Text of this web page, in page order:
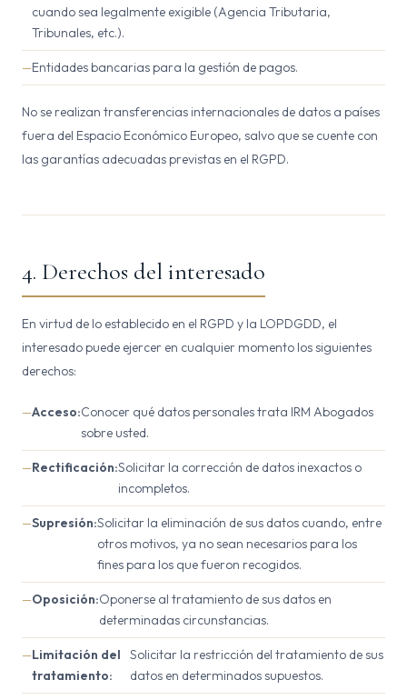
cuando sea legalmente exigible (Agencia Tributaria,
Tribunales, etc.).
Entidades bancarias para la gestión de pagos.
No se realizan transferencias internacionales de datos a países
fuera del Espacio Económico Europeo, salvo que se cuente con
las garantías adecuadas previstas en el RGPD.
4. Derechos del interesado
En virtud de lo establecido en el RGPD y la LOPDGDD, el
interesado puede ejercer en cualquier momento los siguientes
derechos:
Acceso:Conocer qué datos personales trata IRM Abogados
sobre usted.
Rectificación:Solicitar la corrección de datos inexactos o
incompletos.
Supresión:Solicitar la eliminación de sus datos cuando, entre
otros motivos, ya no sean necesarios para los
fines para los que fueron recogidos.
Oposición:Oponerse al tratamiento de sus datos en
determinadas circunstancias.
Limitación del
tratamiento:
Solicitar la restricción del tratamiento de sus
datos en determinados supuestos.